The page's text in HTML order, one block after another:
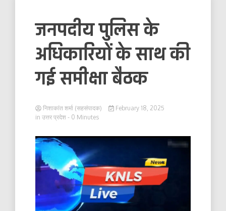
जनपदीय पुलिस के
अधिकारियों के साथ की
गई समीक्षा बैठक
निशाकांत शर्मा (सहसंपादक)
February 18, 2025
in उत्तर प्रदेश - 0 Minutes